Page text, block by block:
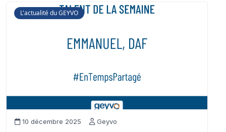
L'actualité du GEYVO
10 décembre 2025 Geyvo